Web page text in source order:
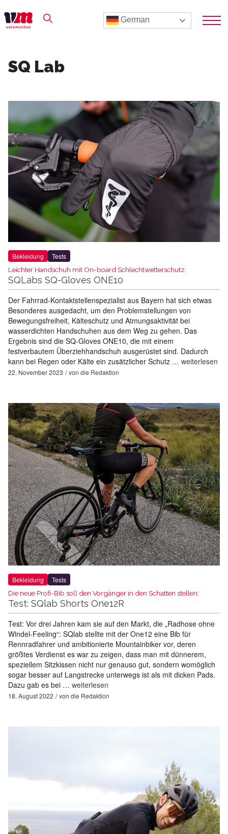
German
SQ Lab
Bekleidung Tests
Leichter Handschuh mit On-board Schlechtwetterschutz:
SQLabs SQ-Gloves ONE10
Der Fahrrad-Kontaktstellenspezialist aus Bayern hat sich etwas
Besonderes ausgedacht, um den Problemstellungen von
Bewegungsfreiheit, Kälteschutz und Atmungsaktivität bei
wasserdichten Handschuhen aus dem Weg zu gehen. Das
Ergebnis sind die SQ-Gloves ONE10, die mit einem
festverbautem Überziehhandschuh ausgerüstet sind. Dadurch
kann bei Regen oder Kälte ein zusätzlicher Schutz … weiterlesen
22. November 2023 von die Redaktion
Bekleidung Tests
Die neue Profi-Bib soll den Vorgänger in den Schatten stellen:
Test: SQlab Shorts One12R
Test: Vor drei Jahren kam sie auf den Markt, die „Radhose ohne
Windel-Feeling“: SQlab stellte mit der One12 eine Bib für
Rennradfahrer und ambitionierte Mountainbiker vor, deren
größtes Verdienst es war zu zeigen, dass man mit dünnerem,
speziellem Sitzkissen nicht nur genauso gut, sondern womöglich
sogar besser auf Langstrecke unterwegs ist als mit dicken Pads.
Dazu gab es bei … weiterlesen
18. August 2022 von die Redaktion